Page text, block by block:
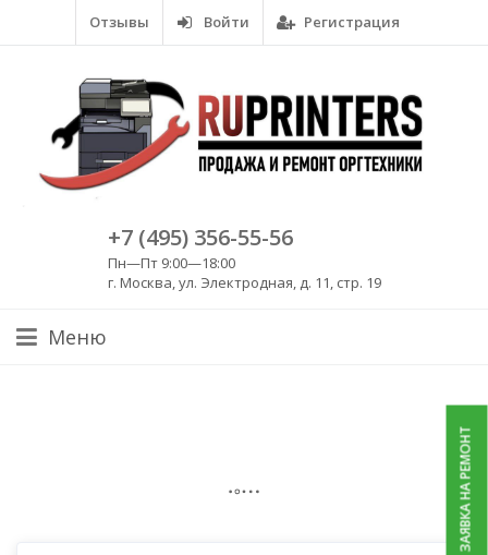
Отзывы Войти Регистрация
+7 (495) 356-55-56
Пн—Пт 9:00—18:00
г. Москва, ул. Электродная, д. 11, стр. 19
Меню
ЗАЯВКА НА РЕМОНТ